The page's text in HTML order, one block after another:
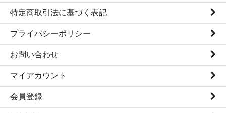
特定商取引法に基づく表記
プライバシーポリシー
お問い合わせ
マイアカウント
会員登録